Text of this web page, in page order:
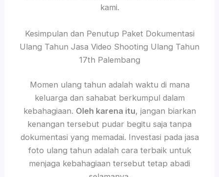
kami.
Kesimpulan dan Penutup Paket Dokumentasi
Ulang Tahun Jasa Video Shooting Ulang Tahun
17th Palembang
Momen ulang tahun adalah waktu di mana
keluarga dan sahabat berkumpul dalam
kebahagiaan. Oleh karena itu, jangan biarkan
kenangan tersebut pudar begitu saja tanpa
dokumentasi yang memadai. Investasi pada jasa
foto ulang tahun adalah cara terbaik untuk
menjaga kebahagiaan tersebut tetap abadi